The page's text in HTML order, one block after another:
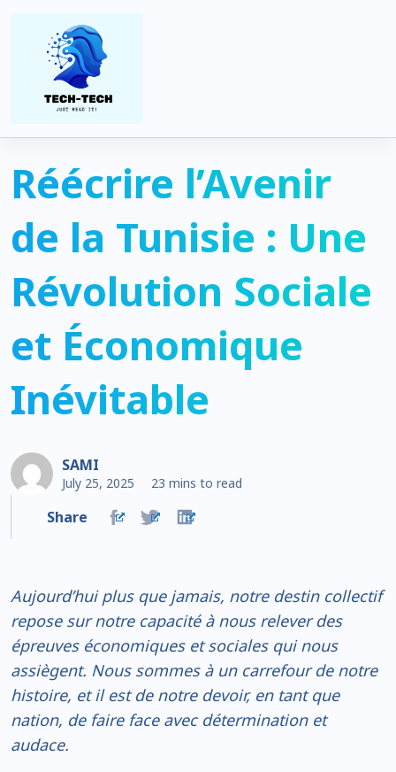
Home
Tunisie
Réécrire l’Avenir de la Tunisie : Une Révolution Sociale et
Économique Inévitable
Réécrire l’Avenir
de la Tunisie : Une
Révolution Sociale
et Économique
Inévitable
SAMI
July 25, 2025 23 mins to read
Share
Aujourd’hui plus que jamais, notre destin collectif
repose sur notre capacité à nous relever des
épreuves économiques et sociales qui nous
assiègent. Nous sommes à un carrefour de notre
histoire, et il est de notre devoir, en tant que
nation, de faire face avec détermination et
audace.